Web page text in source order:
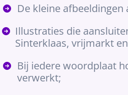
De kleine
Illustraties die
Sinterklaas, vrijmarkt
Bij iedere woordplaat
verwerkt;